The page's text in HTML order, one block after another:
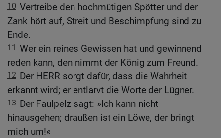
10 Vertreibe den hochmütigen Spötter und der
Zank hört auf, Streit und Beschimpfung sind zu
Ende.
11 Wer ein reines Gewissen hat und gewinnend
reden kann, den nimmt der König zum Freund.
12 Der HERR sorgt dafür, dass die Wahrheit
erkannt wird; er entlarvt die Worte der Lügner.
13 Der Faulpelz sagt: »Ich kann nicht
hinausgehen; draußen ist ein Löwe, der bringt
mich um!«